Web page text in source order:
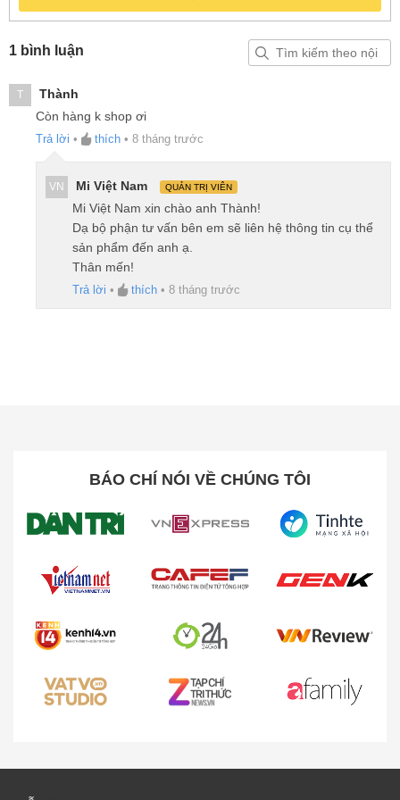
từng khoảnh khắc với độ chi tiết tuyệt đối.
1 bình luận
T
Thành
Còn hàng k shop ơi
Trả lời • thích • 8 tháng trước
VN Mi Việt Nam QUẢN TRỊ VIÊN
Mi Việt Nam xin chào anh Thành!
Dạ bộ phận tư vấn bên em sẽ liên hệ thông tin cụ thể
sản phẩm đến anh ạ.
Thân mến!
Trả lời • thích • 8 tháng trước
BÁO CHÍ NÓI VỀ CHÚNG TÔI